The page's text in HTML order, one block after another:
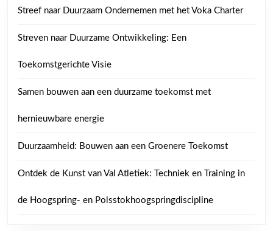
Streef naar Duurzaam Ondernemen met het Voka Charter
Streven naar Duurzame Ontwikkeling: Een
Toekomstgerichte Visie
Samen bouwen aan een duurzame toekomst met
hernieuwbare energie
Duurzaamheid: Bouwen aan een Groenere Toekomst
Ontdek de Kunst van Val Atletiek: Techniek en Training in
de Hoogspring- en Polsstokhoogspringdiscipline